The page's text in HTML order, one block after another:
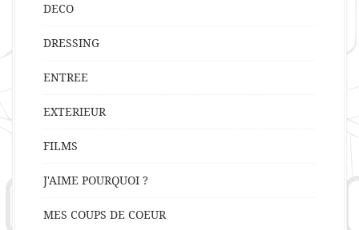
DECO
DRESSING
ENTREE
EXTERIEUR
FILMS
J'AIME POURQUOI ?
MES COUPS DE COEUR